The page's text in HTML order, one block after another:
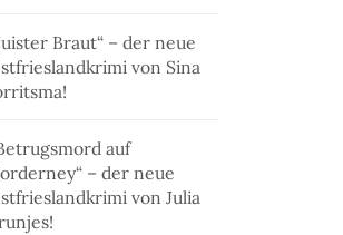
Braut“ – der neue
von Sina
auf
– der neue
von Julia